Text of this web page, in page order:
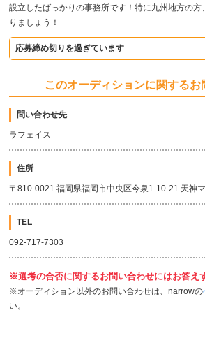
設立したばっかりの事務所です！特に九州地方の
りましょう！
応募締め切りを過ぎています
このオーディションに関するお
問い合わせ先
ラフェイス
住所
〒810-0021 福岡県福岡市中央区今泉1-10-21 天神
TEL
092-717-7303
※選考の合否に関するお問い合わせにはお答え
※オーディション以外のお問い合わせは、narrowの
い。